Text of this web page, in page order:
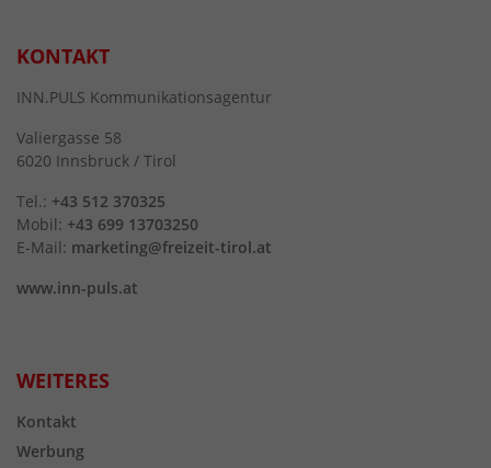
KONTAKT
INN.PULS Kommunikationsagentur
Valiergasse 58
6020 Innsbruck / Tirol
Tel.: +43 512 370325
Mobil: +43 699 13703250
E-Mail: marketing@freizeit-tirol.at
www.inn-puls.at
WEITERES
Kontakt
Werbung